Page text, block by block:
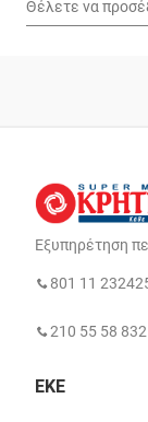
Εξυπηρέτηση
801 11
210 55 58 832
ΕΚΕ